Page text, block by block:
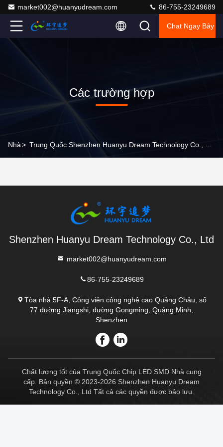
market002@huanyudream.com 86-755-23249689
Chat Ngay Bây
Các trường hợp
Nhà>
Shenzhen Huanyu Dream Technology Co., Ltd
market002@huanyudream.com
86-755-23249689
Tòa nhà 5F-A, Công viên công nghệ cao Quảng Châu, số
77 đường Jiangshi, đường Gongming, Quảng Minh,
Shenzhen
Chất lượng tốt của Trung Quốc Chip LED SMD Nhà cung
cấp. Bản quyền © 2023-2026 Shenzhen Huanyu Dream
Technology Co., Ltd Tất cả các quyền được bảo lưu.